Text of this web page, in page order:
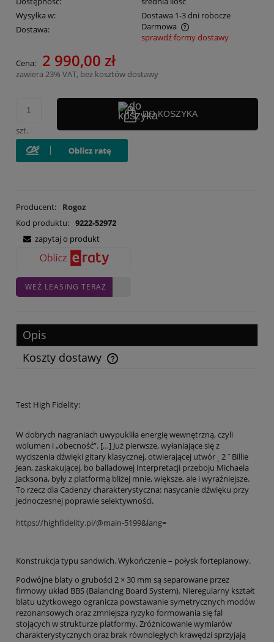
Wysyłka w:
Dostawa 1-3 dni robocze
Dostawa:
Darmowa
Cena nie zawiera ewentualnych kosztów płatności
sprawdź formy dostawy
Cena: 2 990,00 zł
zawiera 23% VAT, bez kosztów dostawy
szt.
DO KOSZYKA
Producent:
Rogoz
Kod produktu: 9222-52972
zapytaj o produkt
WEŹ LEASING TERAZ
Opis
Koszty dostawy
Cena nie zawiera ewentualnych kosztów płatności
Test High Fidelity:
W dobrych nagraniach uwypukliła energię wewnętrzną, czyli
wolumen i „obecność”. […] Już pierwsze, wyłaniające się z
wyciszenia dźwięki gitary klasycznej, otwierającej utwór ˻ 2 ˺ Billie
Jean, zaskakującej, bo balladowej interpretacji przeboju Michaela
Jacksona, były z platformą bliżej mnie, większe, ale i wyraźniejsze.
To rzecz dla Cadenzy charakterystyczna: nasycanie dźwięku przy
jednoczesnej poprawie selektywności.
https://highfidelity.pl/@main-5199&lang=
Konstrukcja typu sandwich. Wykończenie – połysk fortepianowy.
Podwójne blaty o grubości 2 × 30 mm są separowane przez
firmowy układ BBS (Balancing Board System). Nieregularny kształt
blatu użytkowego ogranicza powstawanie symetrycznych modów
rezonansowych oraz zmniejsza ryzyko formowania się fal
stojących w strukturze platformy. Zróżnicowanie wymiarów
charakterystycznych oraz brak równoległych krawędzi sprzyjają